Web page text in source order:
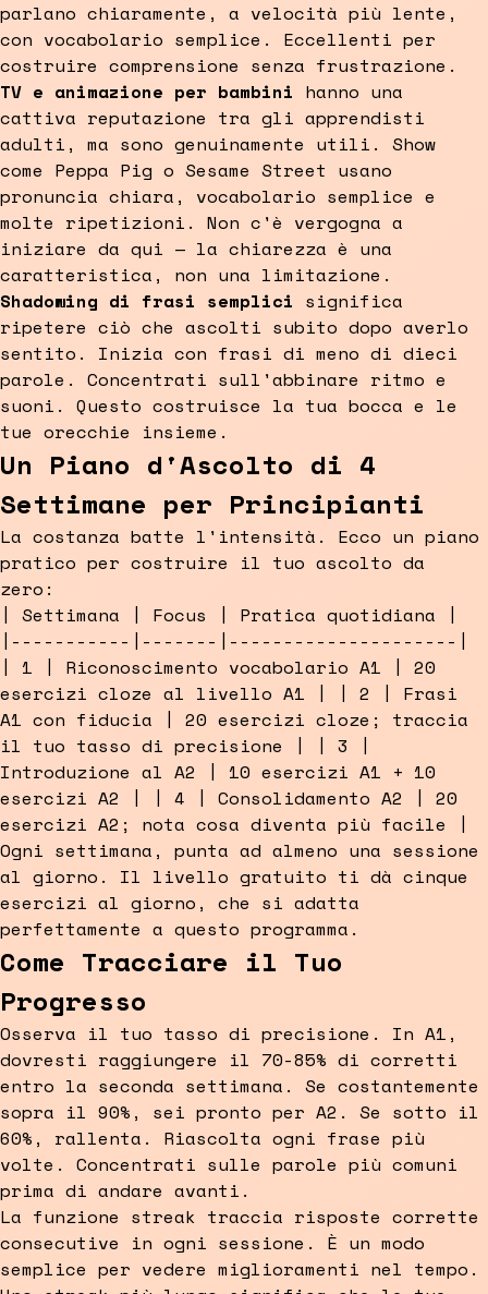
parlano chiaramente, a velocità più lente,
con vocabolario semplice. Eccellenti per
costruire comprensione senza frustrazione.
TV e animazione per bambini hanno una
cattiva reputazione tra gli apprendisti
adulti, ma sono genuinamente utili. Show
come Peppa Pig o Sesame Street usano
pronuncia chiara, vocabolario semplice e
molte ripetizioni. Non c'è vergogna a
iniziare da qui — la chiarezza è una
caratteristica, non una limitazione.
Shadowing di frasi semplici significa
ripetere ciò che ascolti subito dopo averlo
sentito. Inizia con frasi di meno di dieci
parole. Concentrati sull'abbinare ritmo e
suoni. Questo costruisce la tua bocca e le
tue orecchie insieme.
Un Piano d'Ascolto di 4
Settimane per Principianti
La costanza batte l'intensità. Ecco un piano
pratico per costruire il tuo ascolto da
zero:
| Settimana | Focus | Pratica quotidiana |
|-----------|-------|---------------------|
| 1 | Riconoscimento vocabolario A1 | 20
esercizi cloze al livello A1 | | 2 | Frasi
A1 con fiducia | 20 esercizi cloze; traccia
il tuo tasso di precisione | | 3 |
Introduzione al A2 | 10 esercizi A1 + 10
esercizi A2 | | 4 | Consolidamento A2 | 20
esercizi A2; nota cosa diventa più facile |
Ogni settimana, punta ad almeno una sessione
al giorno. Il livello gratuito ti dà cinque
esercizi al giorno, che si adatta
perfettamente a questo programma.
Come Tracciare il Tuo
Progresso
Osserva il tuo tasso di precisione. In A1,
dovresti raggiungere il 70-85% di corretti
entro la seconda settimana. Se costantemente
sopra il 90%, sei pronto per A2. Se sotto il
60%, rallenta. Riascolta ogni frase più
volte. Concentrati sulle parole più comuni
prima di andare avanti.
La funzione streak traccia risposte corrette
consecutive in ogni sessione. È un modo
semplice per vedere miglioramenti nel tempo.